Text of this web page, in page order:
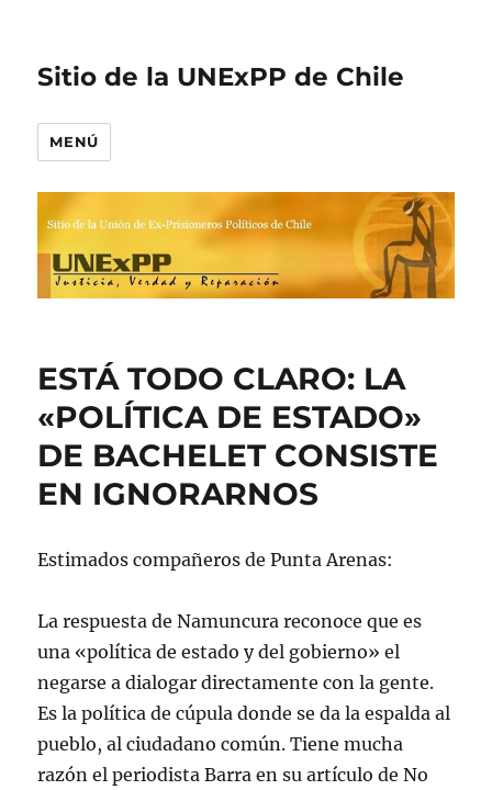
Sitio de la UNExPP de Chile
MENÚ
ESTÁ TODO CLARO: LA
«POLÍTICA DE ESTADO»
DE BACHELET CONSISTE
EN IGNORARNOS
Estimados compañeros de Punta Arenas:
La respuesta de Namuncura reconoce que es
una «política de estado y del gobierno» el
negarse a dialogar directamente con la gente.
Es la política de cúpula donde se da la espalda al
pueblo, al ciudadano común. Tiene mucha
razón el periodista Barra en su artículo de No